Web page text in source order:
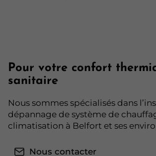
Pour votre confort
sanitaire
Nous sommes spécialisés dans
dépannage de système de
climatisation à Belfort et ses
Nous contacter